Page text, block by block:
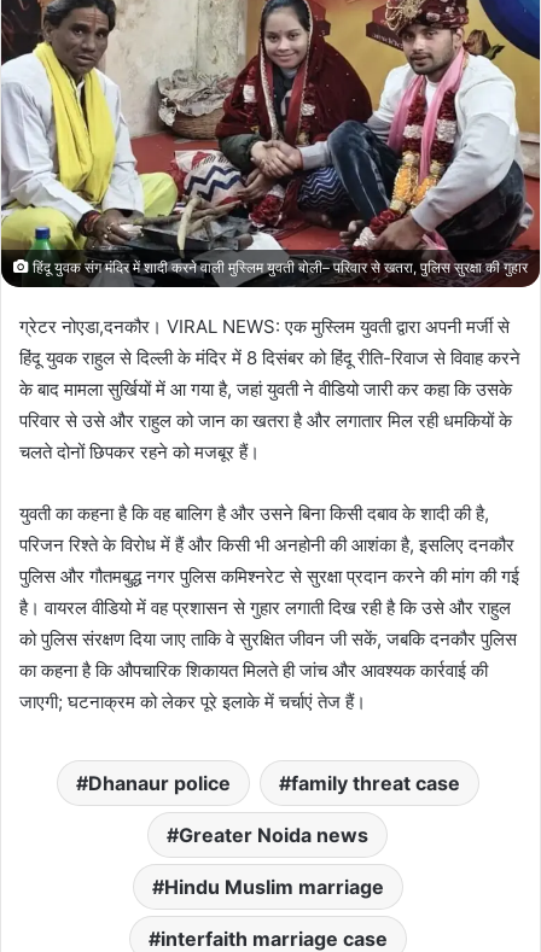
हिंदू युवक संग मंदिर में शादी करने वाली मुस्लिम युवती बोली– परिवार से खतरा, पुलिस सुरक्षा की गुहार
ग्रेटर नोएडा,दनकौर। VIRAL NEWS: एक मुस्लिम युवती द्वारा अपनी मर्जी से
हिंदू युवक राहुल से दिल्ली के मंदिर में 8 दिसंबर को हिंदू रीति-रिवाज से विवाह करने
के बाद मामला सुर्खियों में आ गया है, जहां युवती ने वीडियो जारी कर कहा कि उसके
परिवार से उसे और राहुल को जान का खतरा है और लगातार मिल रही धमकियों के
चलते दोनों छिपकर रहने को मजबूर हैं।
युवती का कहना है कि वह बालिग है और उसने बिना किसी दबाव के शादी की है,
परिजन रिश्ते के विरोध में हैं और किसी भी अनहोनी की आशंका है, इसलिए दनकौर
पुलिस और गौतमबुद्ध नगर पुलिस कमिश्नरेट से सुरक्षा प्रदान करने की मांग की गई
है। वायरल वीडियो में वह प्रशासन से गुहार लगाती दिख रही है कि उसे और राहुल
को पुलिस संरक्षण दिया जाए ताकि वे सुरक्षित जीवन जी सकें, जबकि दनकौर पुलिस
का कहना है कि औपचारिक शिकायत मिलते ही जांच और आवश्यक कार्रवाई की
जाएगी; घटनाक्रम को लेकर पूरे इलाके में चर्चाएं तेज हैं।
Dhanaur police family threat case
Greater Noida news
Hindu Muslim marriage
interfaith marriage case